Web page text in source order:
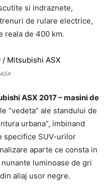
si indraznete,
de rulare electrice,
reala de 400 km.
ASX 2017 – masini de
“vedeta” ale standului de
urbana”, imbinand
specifice SUV-urilor
aparte ce consta in
luminoase de gri
aliaj usor negre.